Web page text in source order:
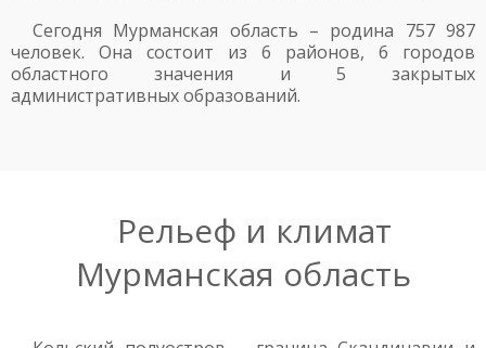
Сегодня Мурманская область – родина 757 987
человек. Она состоит из 6 районов, 6 городов
областного значения и 5 закрытых
административных образований.
Рельеф и климат
Мурманская область